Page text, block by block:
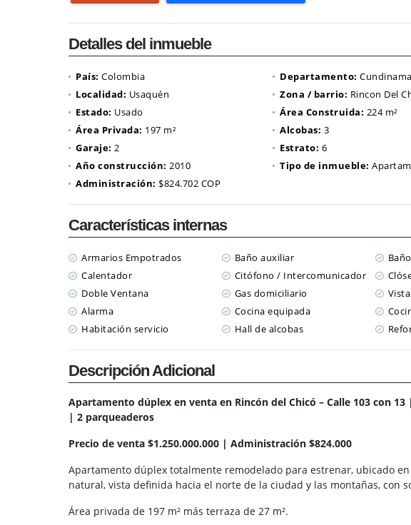
Detalles del inmueble
País: Colombia Departamento:
Localidad: Usaquén Zona / barrio: Rincon Del
Estado: Usado Área Construida: 224 m²
Área Privada: 197 m² Alcobas: 3
Garaje: 2 Estrato: 6
Año construcción: 2010 Tipo de inmueble:
Administración: $824.702 COP
Características internas
Armarios Empotrados Baño auxiliar
Calentador
Citófono / Intercomunicador
Doble Ventana
Gas domiciliario
Alarma
Cocina equipada
Habitación servicio
Hall de alcobas
Descripción Adicional
Apartamento dúplex en venta en Rincón del Chicó – Calle 103 con
| 2 parqueaderos
Precio de venta $1.250.000.000 | Administración $824.000
Apartamento dúplex totalmente remodelado para estrenar, ubicado
natural, vista definida hacia el norte de la ciudad y las montañas, con
Área privada de 197 m² más terraza de 27 m².